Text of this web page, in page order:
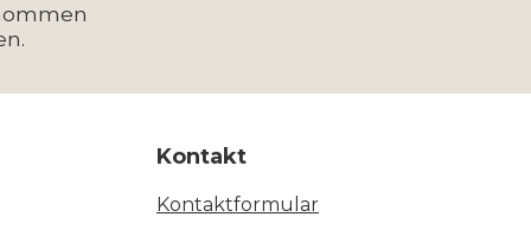
Kontakt
Kontaktformular